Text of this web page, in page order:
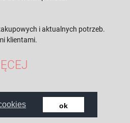
ok
do Twoich potrzeb.
klientami.